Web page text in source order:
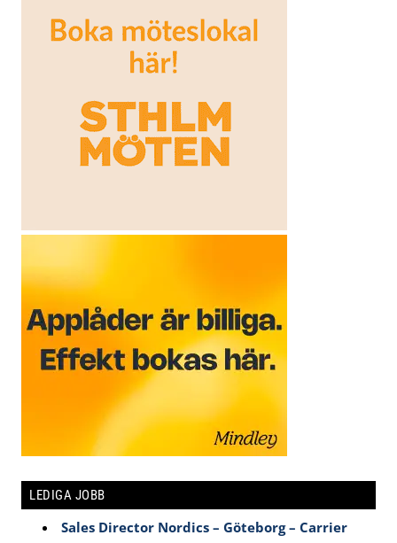
LEDIGA JOBB
Sales Director Nordics – Göteborg – Carrier